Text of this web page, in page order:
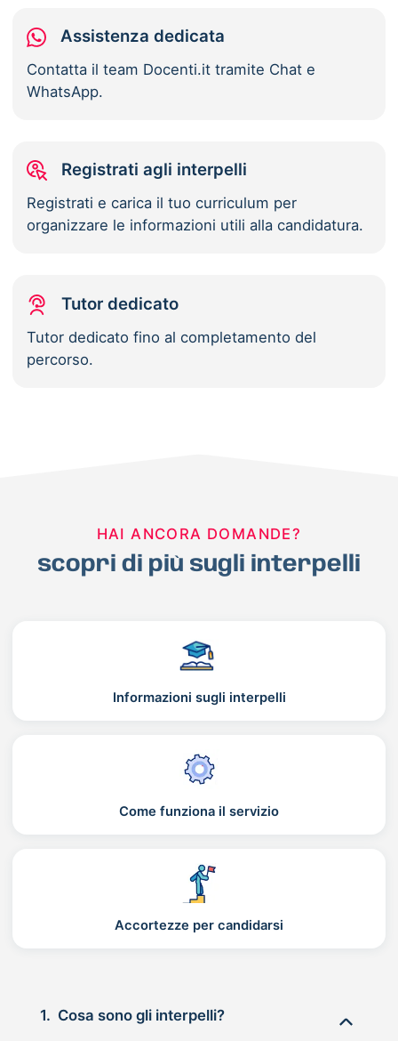
Assistenza dedicata
Contatta il team Docenti.it tramite Chat e
WhatsApp.
Registrati agli interpelli
Registrati e carica il tuo curriculum per
organizzare le informazioni utili alla candidatura.
Tutor dedicato
Tutor dedicato fino al completamento del
percorso.
HAI ANCORA DOMANDE?
scopri di più sugli interpelli
Informazioni sugli interpelli
Come funziona il servizio
Accortezze per candidarsi
1. Cosa sono gli interpelli?